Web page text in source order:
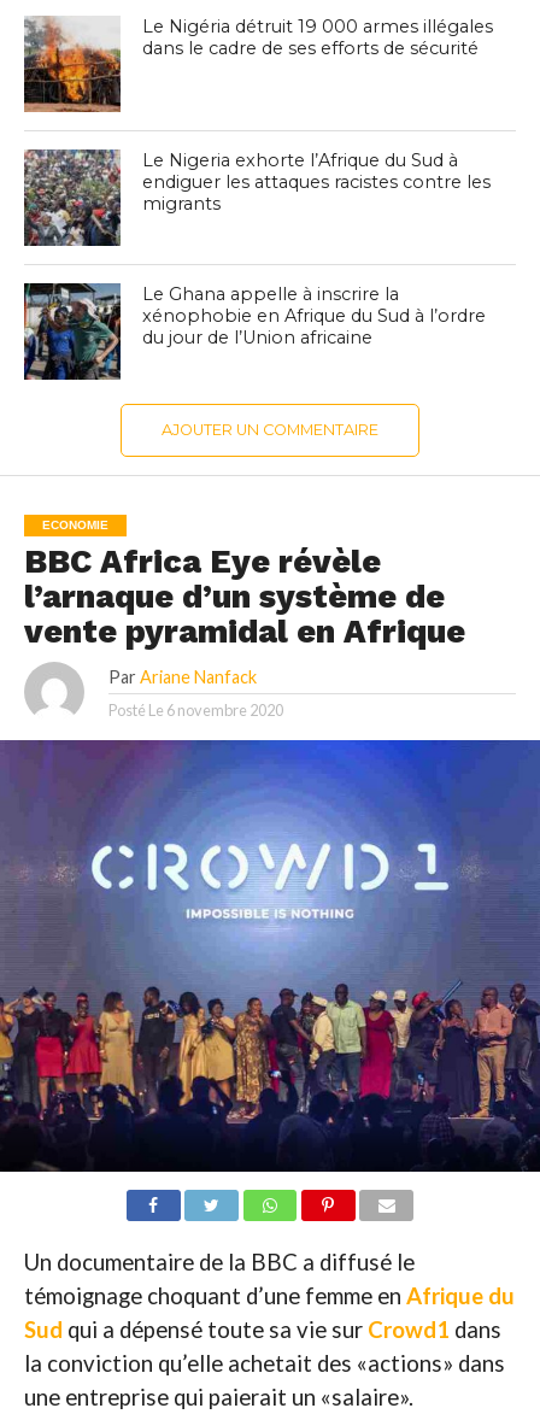
Le Nigéria détruit 19 000 armes illégales
dans le cadre de ses efforts de sécurité
Le Nigeria exhorte l’Afrique du Sud à
endiguer les attaques racistes contre les
migrants
Le Ghana appelle à inscrire la
xénophobie en Afrique du Sud à l’ordre
du jour de l’Union africaine
AJOUTER UN COMMENTAIRE
ECONOMIE
BBC Africa Eye révèle
l’arnaque d’un système de
vente pyramidal en Afrique
Par Ariane Nanfack
Posté Le 6 novembre 2020
Un documentaire de la BBC a diffusé le
témoignage choquant d’une femme en Afrique du
Sud qui a dépensé toute sa vie sur Crowd1 dans
la conviction qu’elle achetait des «actions» dans
une entreprise qui paierait un «salaire».